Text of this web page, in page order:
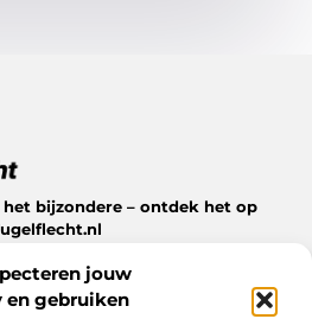
jouw
en gebruiken
bijzondere – ontdek het op
te bieden heeft.